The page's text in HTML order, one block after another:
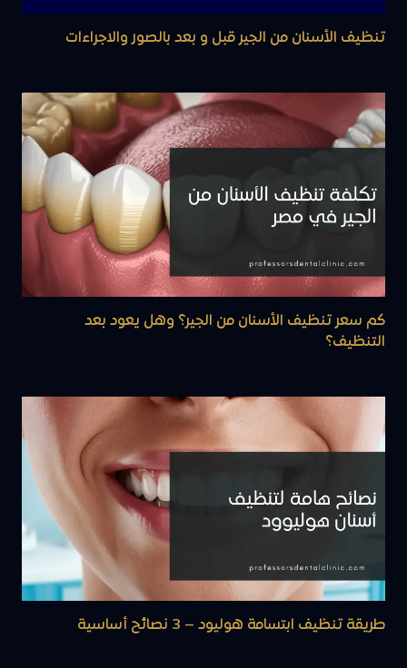
تنظيف الأسنان من الجير قبل و بعد بالصور والاجراءات
كم سعر تنظيف الأسنان من الجير؟ وهل يعود بعد
التنظيف؟
طريقة تنظيف ابتسامة هوليود – 3 نصائح أساسية​